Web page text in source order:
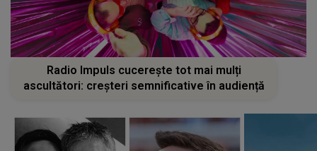
Radio Impuls cucerește tot mai mulți
ascultători: creșteri semnificative în audiență